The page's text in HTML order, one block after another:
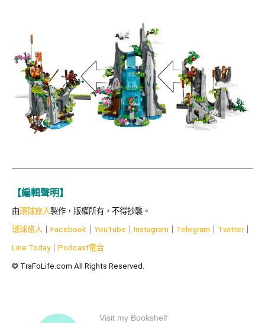
【編輯聲明】
由環球旅人製作，版權所有，不得抄襲。
環球旅人 Facebook YouTube Instagram Telegram Twitter｜
Line Today｜ Podcast電台
© TraFoLife.com All Rights Reserved.